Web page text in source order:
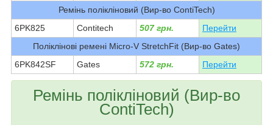
Ремінь полікліновий (Вир-во ContiTech)
6PK825
Contitech 507 грн.
Перейти
Поліклінові ремені Micro-V StretchFit (Вир-во Gates)
6PK842SF
Gates 572 грн. Перейти
Ремінь полікліновий (Вир-во
ContiTech)